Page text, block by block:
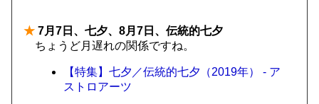
★ 7月7日、七夕、8月7日、伝統的七夕
ちょうど月遅れの関係ですね。
【特集】七夕／伝統的七夕（2019年） - ア
ストロアーツ